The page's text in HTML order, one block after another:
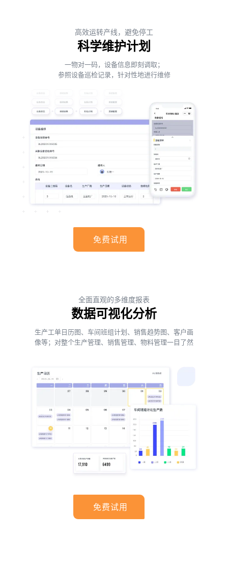
高效运转产线，避免停工
科学维护计划
一物对一码，设备信息即刻调取；
参照设备巡检记录，针对性地进行维修
免费试用
全面直观的多维度报表
数据可视化分析
生产工单日历图、车间班组计划、销售趋势图、客户画
像等；对整个生产管理、销售管理、物料管理一目了然
免费试用